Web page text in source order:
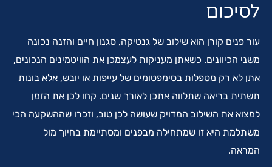
לסיכום
עור פנים קורן הוא שילוב של גנטיקה, סגנון חיים והזנה נכונה
משני הכיוונים. כשאתן מעניקות לעצמכן את הוויטמינים הנכונים,
אתן לא רק מטפלות בסימפטומים של עייפות או יובש, אלא בונות
תשתית בריאה שתלווה אתכן לאורך שנים. קחו לכן את הזמן
למצוא את השילוב המדויק שעושה לכן טוב, וזכרו שההשקעה הכי
משתלמת היא זו שמתחילה מבפנים ומסתיימת בחיוך מול
המראה.